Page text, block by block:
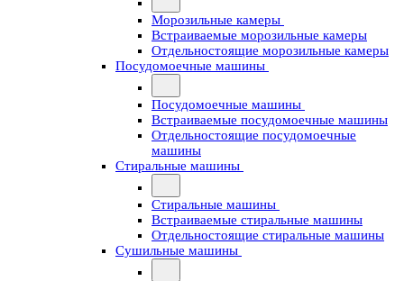
Морозильные камеры
Встраиваемые морозильные камеры
Отдельностоящие морозильные камеры
Посудомоечные машины
Посудомоечные машины
Встраиваемые посудомоечные машины
Отдельностоящие посудомоечные
машины
Стиральные машины
Стиральные машины
Встраиваемые стиральные машины
Отдельностоящие стиральные машины
Сушильные машины